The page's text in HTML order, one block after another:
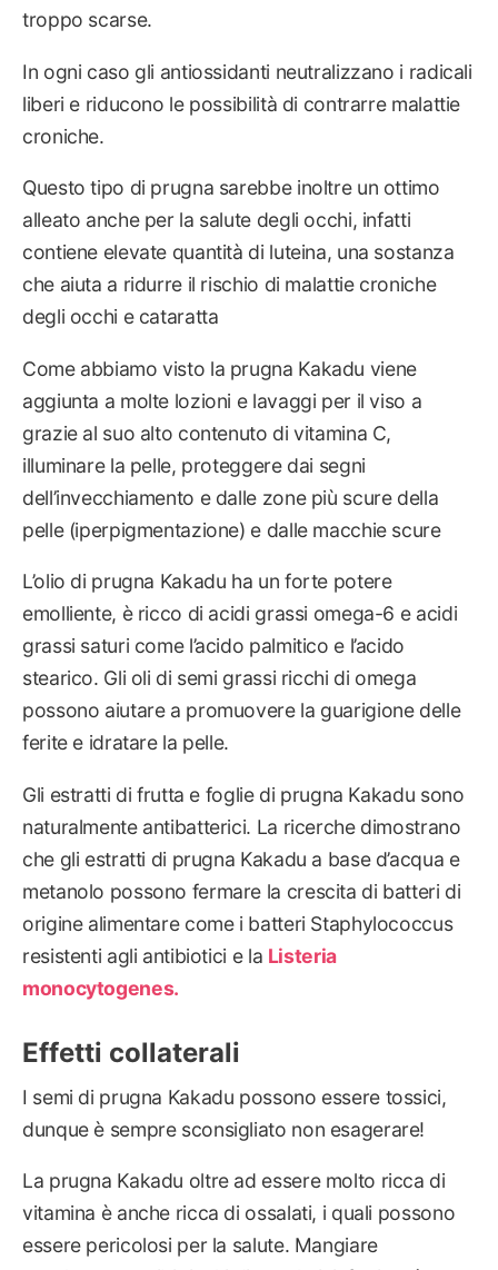
troppo scarse.
In ogni caso gli antiossidanti neutralizzano i radicali
liberi e riducono le possibilità di contrarre malattie
croniche.
Questo tipo di prugna sarebbe inoltre un ottimo
alleato anche per la salute degli occhi, infatti
contiene elevate quantità di luteina, una sostanza
che aiuta a ridurre il rischio di malattie croniche
degli occhi e cataratta
Come abbiamo visto la prugna Kakadu viene
aggiunta a molte lozioni e lavaggi per il viso a
grazie al suo alto contenuto di vitamina C,
illuminare la pelle, proteggere dai segni
dell’invecchiamento e dalle zone più scure della
pelle (iperpigmentazione) e dalle macchie scure
L’olio di prugna Kakadu ha un forte potere
emolliente, è ricco di acidi grassi omega-6 e acidi
grassi saturi come l’acido palmitico e l’acido
stearico. Gli oli di semi grassi ricchi di omega
possono aiutare a promuovere la guarigione delle
ferite e idratare la pelle.
Gli estratti di frutta e foglie di prugna Kakadu sono
naturalmente antibatterici. La ricerche dimostrano
che gli estratti di prugna Kakadu a base d’acqua e
metanolo possono fermare la crescita di batteri di
origine alimentare come i batteri Staphylococcus
resistenti agli antibiotici e la Listeria
monocytogenes.
Effetti collaterali
I semi di prugna Kakadu possono essere tossici,
dunque è sempre sconsigliato non esagerare!
La prugna Kakadu oltre ad essere molto ricca di
vitamina è anche ricca di ossalati, i quali possono
essere pericolosi per la salute. Mangiare